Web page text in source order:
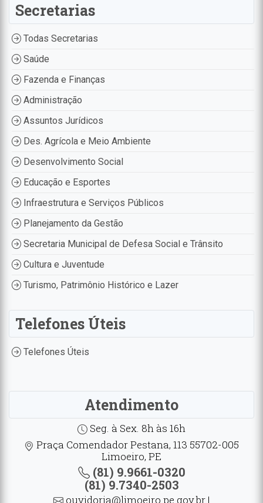
Secretarias
Todas Secretarias
Saúde
Fazenda e Finanças
Administração
Assuntos Jurídicos
Des. Agrícola e Meio Ambiente
Desenvolvimento Social
Educação e Esportes
Infraestrutura e Serviços Públicos
Planejamento da Gestão
Secretaria Municipal de Defesa Social e Trânsito
Cultura e Juventude
Turismo, Patrimônio Histórico e Lazer
Telefones Úteis
Telefones Úteis
Atendimento
Seg. à Sex. 8h às 16h
Praça Comendador Pestana, 113 55702-005
Limoeiro, PE
(81) 9.9661-0320
(81) 9.7340-2503
ouvidoria@limoeiro.pe.gov.br |